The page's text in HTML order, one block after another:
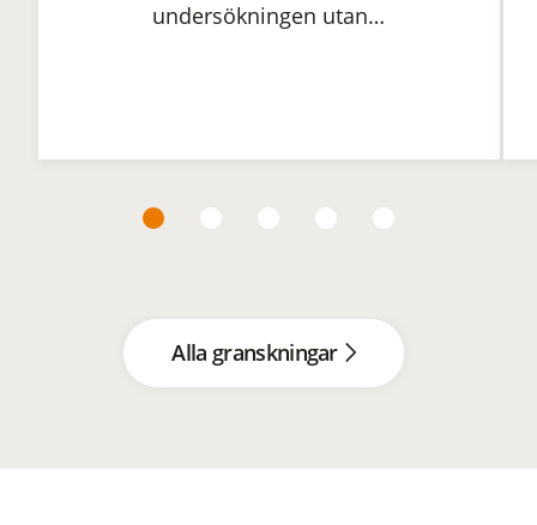
undersökningen utan…
Alla granskningar